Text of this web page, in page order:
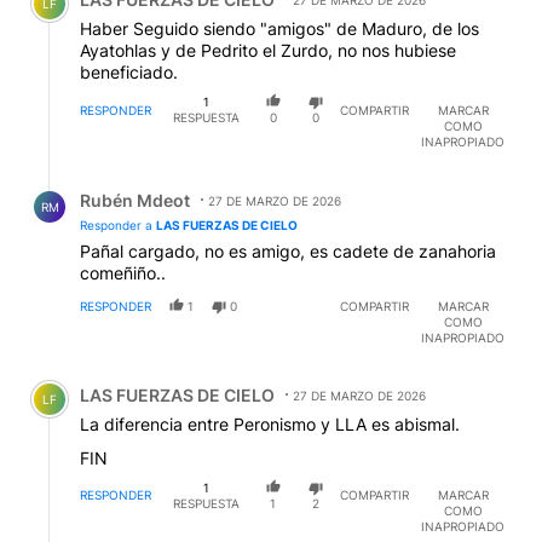
LF
Haber Seguido siendo "amigos" de Maduro, de los
Ayatohlas y de Pedrito el Zurdo, no nos hubiese
beneficiado.
RESPONDER
1
RESPUESTA
0 0
COMPARTIR
MARCAR
COMO
INAPROPIADO
RM Rubén Mdeot
27 DE MARZO DE 2026
Responder a LAS FUERZAS DE CIELO
Pañal cargado, no es amigo, es cadete de zanahoria
comeñiño..
RESPONDER 1 0 COMPARTIR
MARCAR
COMO
INAPROPIADO
Comentario de LAS FUERZAS DE CIELO.
LF LAS FUERZAS DE CIELO 27 DE MARZO DE 2026
La diferencia entre Peronismo y LLA es abismal.
FIN
RESPONDER
1
RESPUESTA
1 2
COMPARTIR
MARCAR
COMO
INAPROPIADO